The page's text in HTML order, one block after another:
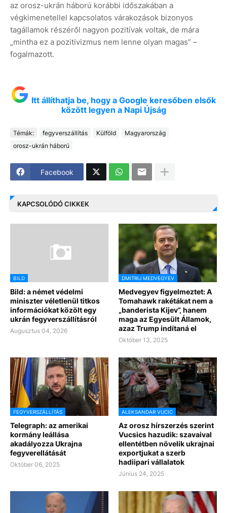
az orosz-ukrán háború korábbi időszakában a
végkimenetellel kapcsolatos várakozások bizonyos
tagállamok részéről nagyon pozitívak voltak, de mára
„mintha ez a pozitivizmus nem lenne olyan magas” –
fogalmazott.
Itt állíthatja be, hogy a Google keresőben elsők
között legyen a Napi Újság
Témák: fegyverszállítás Külföld
Magyarország
orosz-ukrán háború
Facebook
KAPCSOLÓDÓ CIKKEK
BILD
Bild: a német védelmi
miniszter véletlenül titkos
információkat közölt egy
ukrán fegyverszállításról
Augusztus 04, 2026
DMITRIJ MEDVEGYEV
Medvegyev figyelmeztet: A
Tomahawk rakétákat nem a
„banderista Kijev”, hanem
maga az Egyesült Államok,
azaz Trump indítaná el
Október 13, 2025
FEGYVERSZÁLLÍTÁS
Telegraph: az amerikai
kormány leállása
akadályozza Ukrajna
fegyverellátását
Október 06, 2025
ALEKSANDAR VUCIC
Az orosz hírszerzés szerint
Vucsics hazudik: szavaival
ellentétben növelik ukrajnai
exportjukat a szerb
hadiipari vállalatok
Június 24, 2025